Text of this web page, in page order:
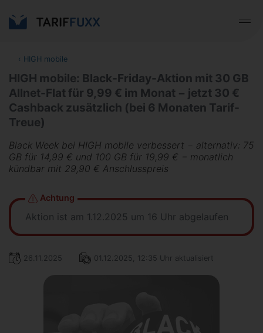
‹ HIGH mobile
HIGH mobile: Black-Friday-Aktion mit 30 GB
Allnet-Flat für 9,99 € im Monat − jetzt 30 €
Cashback zusätzlich (bei 6 Monaten Tarif-
Treue)
Black Week bei HIGH mobile verbessert − alternativ: 75
GB für 14,99 € und 100 GB für 19,99 € − monatlich
kündbar mit 29,90 € Anschlusspreis
Achtung
Aktion ist am 1.12.2025 um 16 Uhr abgelaufen
26.11.2025 01.12.2025, 12:35 Uhr aktualisiert